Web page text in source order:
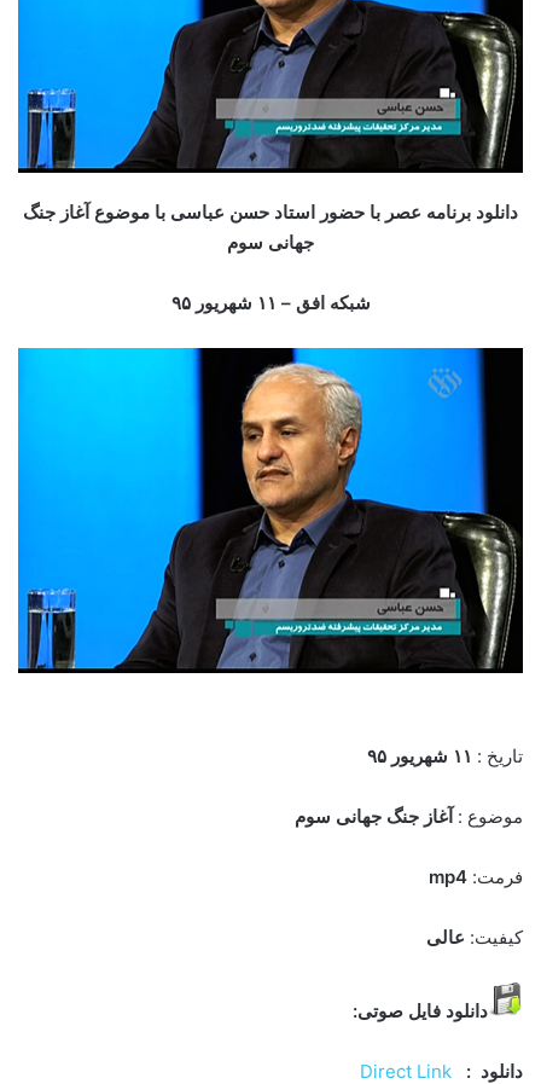
دانلود برنامه عصر با حضور استاد حسن عباسی با موضوع آغاز جنگ
جهانی سوم
شبکه افق – ۱۱ شهریور ۹۵
تاریخ : ۱۱ شهریور ۹۵
موضوع : آغاز جنگ جهانی سوم
فرمت: mp4
کیفیت: عالی
دانلود فایل صوتی:
دانلود : Direct Link